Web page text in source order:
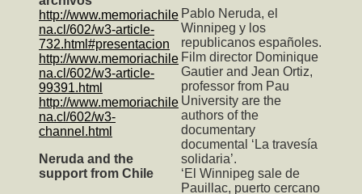
http://www.memoriachile
na.cl/602/w3-article-
732.html#presentacion
http://www.memoriachile
na.cl/602/w3-article-
99391.html
http://www.memoriachile
na.cl/602/w3-
channel.html
Neruda and the
support from Chile
Pablo Neruda, el
Winnipeg y los
republicanos españoles.
Film director Dominique
Gautier and Jean Ortiz,
professor from Pau
University are the
authors of the
documentary
documental ‘La travesía
solidaria’.
‘El Winnipeg sale de
Pauillac, puerto cercano